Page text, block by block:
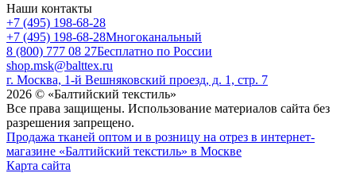
Наши контакты
+7 (495) 198-68-28
+7 (495) 198-68-28Многоканальный
8 (800) 777 08 27Бесплатно по России
shop.msk@balttex.ru
г. Москва, 1-й Вешняковский проезд, д. 1, стр. 7
2026 © «Балтийский текстиль»
Все права защищены. Использование материалов сайта без
разрешения запрещено.
Продажа тканей оптом и в розницу на отрез в интернет-
магазине «Балтийский текстиль» в Москве
Карта сайта